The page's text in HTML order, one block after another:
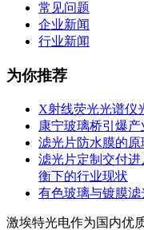
常见问题
企业新闻
行业新闻
为你推荐
X射线荧光光谱仪
康宁玻璃桥引爆
滤光片防水膜的原
滤光片定制交付进
衡下的行业现状
有色玻璃与镀膜
激埃特光电作为国内优